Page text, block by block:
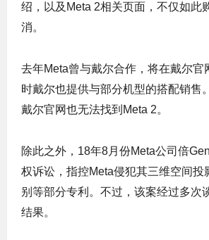
绍，以及Meta 2相关页面，不仅如此
消。
去年Meta曾与戴尔合作，将在戴尔官
时戴尔也提供与部分机型的搭配销售
戴尔官网也无法找到Meta 2。
除此之外，18年8月份Meta公司倍
权诉讼，指控Meta侵犯其三维空间投
别等部分专利。不过，该案经过多次
结果。